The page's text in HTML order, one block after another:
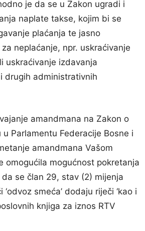
je da se u Zakon ugradi i
naplate takse, kojim bi se
plaćanja te jasno
neplaćanje, npr. uskraćivanje
uskraćivanje izdavanja
drugih administrativnih
amandmana na Zakon o
Parlamentu Federacije Bosne i
amandmana Vašom
omogućila mogućnost pokretanja
se član 29, stav (2) mijenja
smeća’ dodaju riječi ‘kao i
knjiga za iznos RTV